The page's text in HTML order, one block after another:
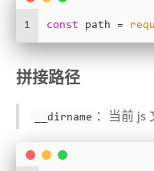
1 const path =
拼接路径
__dirname ：当前 js